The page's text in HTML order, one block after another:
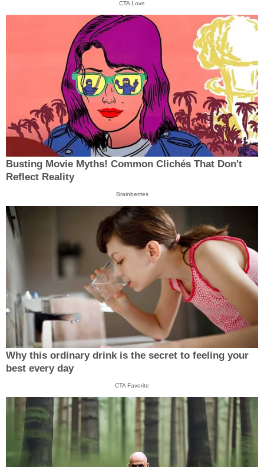
CTA Love
Busting Movie Myths! Common Clichés That Don't
Reflect Reality
Brainberries
Why this ordinary drink is the secret to feeling your
best every day
CTA Favorite